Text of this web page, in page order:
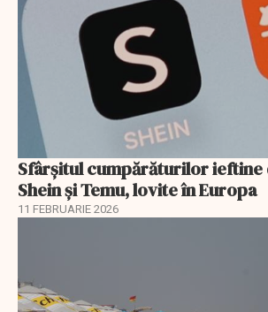
Sfârșitul cumpărăturilor ieftine
Shein și Temu, lovite în Europa
11 FEBRUARIE 2026